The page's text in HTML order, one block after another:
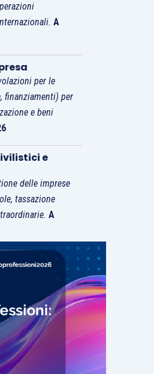
A
per le
finanziamenti) per
e beni
e
delle imprese
tassazione
A